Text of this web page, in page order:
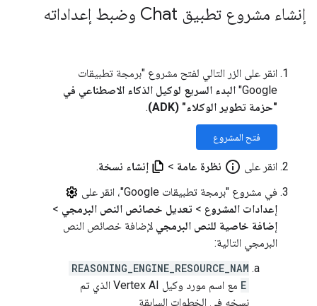
إنشاء مشروع تطبيق Chat وضبط إعداداته
انقر على الزر التالي لفتح مشروع "برمجة تطبيقات
Google" البدء السريع لوكيل الذكاء الاصطناعي في
"حزمة تطوير الوكلاء" (ADK)
.
فتح المشروع
انقر على info_outline نظرة عامة > إنشاء نسخة.
في مشروع "برمجة تطبيقات Google"، انقر على
إعدادات المشروع > تعديل خصائص النص البرمجي >
إضافة خاصية للنص البرمجي لإضافة خصائص النص
البرمجي التالية:
REASONING_ENGINE_RESOURCE_NAM
E
مع اسم مورد وكيل Vertex AI الذي تم
نسخه في الخطوات السابقة